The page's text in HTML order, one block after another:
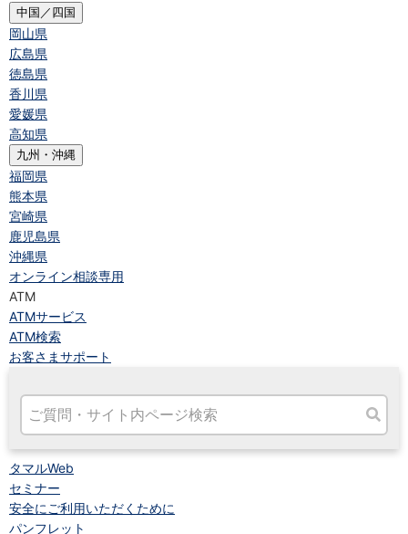
中国／四国
岡山県
広島県
徳島県
香川県
愛媛県
高知県
九州・沖縄
福岡県
熊本県
宮崎県
鹿児島県
沖縄県
オンライン相談専用
ATM
ATMサービス
ATM検索
お客さまサポート
タマルWeb
セミナー
安全にご利用いただくために
パンフレット